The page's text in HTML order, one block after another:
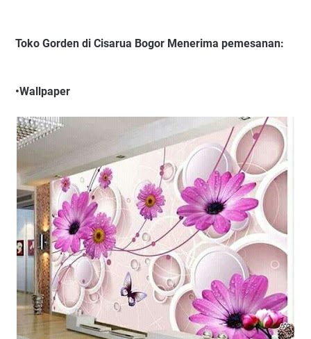
Toko Gorden di Cisarua Bogor Menerima pemesanan:
•Wallpaper